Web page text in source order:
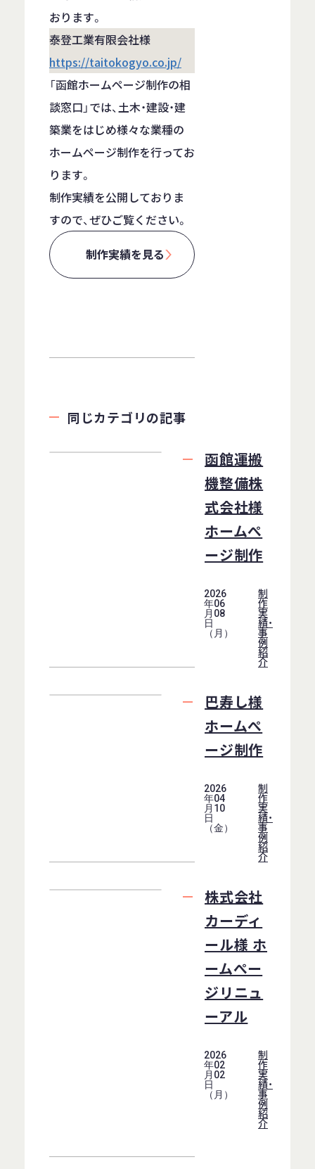
おります。
泰登工業有限会社様
https://taitokogyo.co.jp/
「函館ホームページ制作の相
談窓口」では、土木・建設・建
築業をはじめ様々な業種の
ホームページ制作を行ってお
ります。
制作実績を公開しておりま
すので、ぜひご覧ください。
制作実績を見る
同じカテゴリの記事
函館運搬
機整備株
式会社様
ホームぺ
ージ制作
2026
年06
月08
日
（月）
制
作
実
績・
事
例
紹
介
巴寿し様
ホームぺ
ージ制作
2026
年04
月10
日
（金）
制
作
実
績・
事
例
紹
介
株式会社
カーディ
ール様 ホ
ームぺー
ジリニュ
ーアル
2026
年02
月02
日
（月）
制
作
実
績・
事
例
紹
介